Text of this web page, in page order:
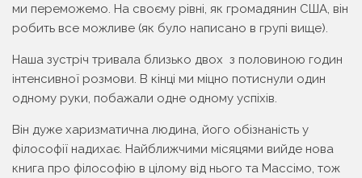
ми переможемо. На своєму рівні, як громадянин США, він
робить все можливе (як було написано в групі вище).
Наша зустріч тривала близько двох з половиною годин
інтенсивної розмови. В кінці ми міцно потиснули один
одному руки, побажали одне одному успіхів.
Він дуже харизматична людина, його обізнаність у
філософії надихає. Найближчими місяцями вийде нова
книга про філософію в цілому від нього та Массімо, тож